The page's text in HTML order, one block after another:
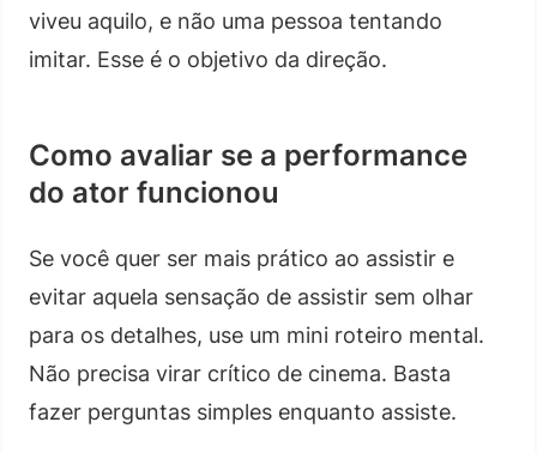
viveu aquilo, e não uma pessoa tentando
imitar. Esse é o objetivo da direção.
Como avaliar se a performance
do ator funcionou
Se você quer ser mais prático ao assistir e
evitar aquela sensação de assistir sem olhar
para os detalhes, use um mini roteiro mental.
Não precisa virar crítico de cinema. Basta
fazer perguntas simples enquanto assiste.